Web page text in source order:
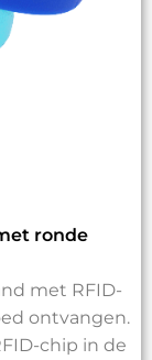
ronde
met RFID-
ontvangen.
chip in de